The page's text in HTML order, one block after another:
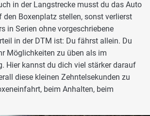
in der Langstrecke musst du das Auto
den Boxenplatz stellen, sonst verlierst
in Serien ohne vorgeschriebene
in der DTM ist: Du fährst allein. Du
Möglichkeiten zu üben als im
Hier kannst du dich viel stärker darauf
diese kleinen Zehntelsekunden zu
beim Anhalten, beim